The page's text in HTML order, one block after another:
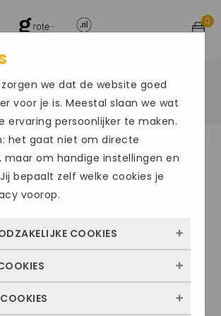
0
damesschoenen / Instappers
we dat de website goed
voor je is. Meestal slaan we wat
ervaring persoonlijker te maken.
het gaat niet om directe
om handige instellingen en
bepaalt zelf welke cookies je
voorop.
COOKIES
zorgen ervoor dat de website
worden uitgezet. Meestal
zien we hoe vaak onze